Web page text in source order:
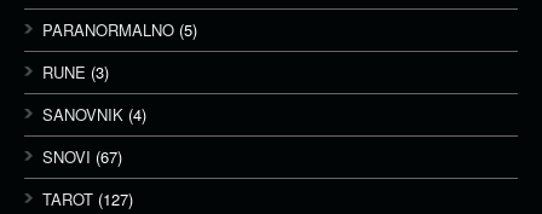
PARANORMALNO (5)
RUNE (3)
SANOVNIK (4)
SNOVI (67)
TAROT (127)